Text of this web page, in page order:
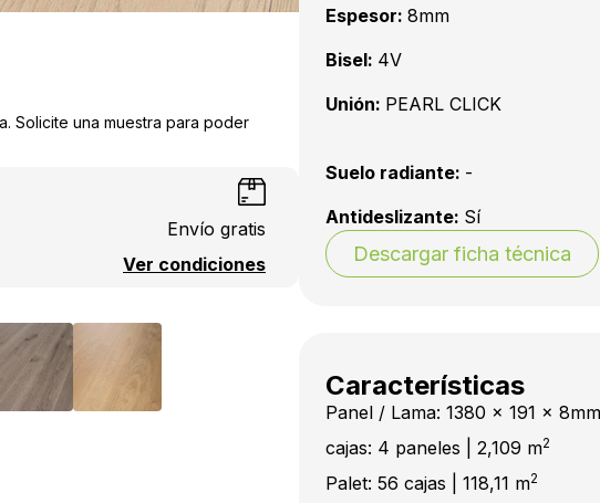
Solicite una muestra para poder
Envío gratis
Ver condiciones
Espesor: 8mm
Bisel: 4V
Unión: PEARL CLICK
Suelo radiante: -
Antideslizante: Sí
Descargar ficha técnica
Características
Panel / Lama: 1380 x 191 x 8mm
cajas: 4 paneles | 2,109 m2
Palet: 56 cajas | 118,11 m2